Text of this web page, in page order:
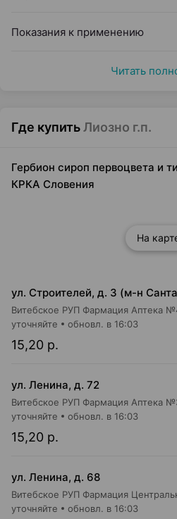
Показания к применению
Читать
Где купитьЛиозно г.п.
Гербион сироп первоцвета и
КРКА Словения
На
ул. Строителей, д. 3 (м-н
Витебское РУП Фармация Аптека
15,20 р.
уточняйте обновл. в 16:03
ул. Ленина, д. 72
Витебское РУП Фармация Аптека
15,20 р.
уточняйте обновл. в 16:03
ул. Ленина, д. 68
уточняйте обновл. в 16:03